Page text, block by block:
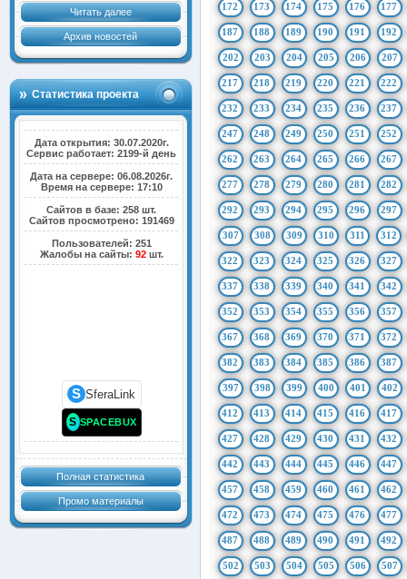
Читать далее
Архив новостей
Статистика проекта
Дата открытия: 30.07.2020г.
Сервис работает: 2199-й день
Дата на сервере: 06.08.2026г.
Время на сервере: 17:10
Сайтов в базе: 258 шт.
Сайтов просмотрено: 191469
Пользователей: 251
Жалобы на сайты: 92шт.
S SferaLink
S SPACEBUX
Полная статистика
Промо материалы
172 173 174 175 176 177
187 188 189 190 191 192
202 203 204 205 206 207
217 218 219 220 221 222
232 233 234 235 236 237
247 248 249 250 251 252
262 263 264 265 266 267
277 278 279 280 281 282
292 293 294 295 296 297
307 308 309 310 311 312
322 323 324 325 326 327
337 338 339 340 341 342
352 353 354 355 356 357
367 368 369 370 371 372
382 383 384 385 386 387
397 398 399 400 401 402
412 413 414 415 416 417
427 428 429 430 431 432
442 443 444 445 446 447
457 458 459 460 461 462
472 473 474 475 476 477
487 488 489 490 491 492
502 503 504 505 506 507